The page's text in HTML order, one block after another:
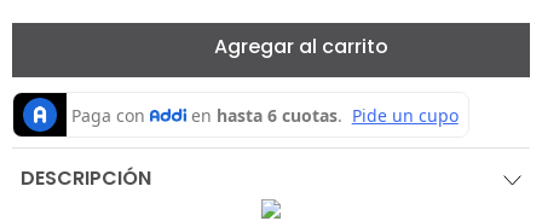
Agregar al carrito
DESCRIPCIÓN